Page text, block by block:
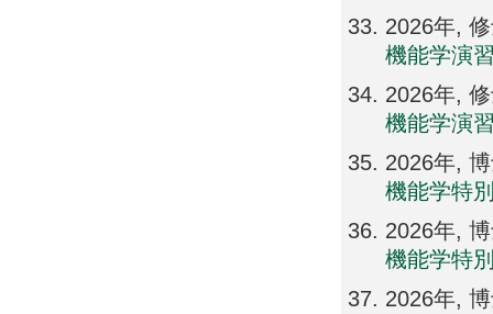
2026年,
機能学演
2026年,
機能学演
2026年,
機能学特
2026年,
機能学特
2026年,